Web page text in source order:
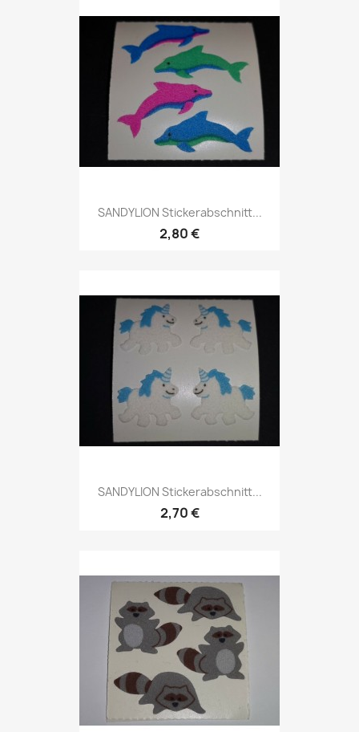
SANDYLION Stickerabschnitt...
2,80 €
SANDYLION Stickerabschnitt...
2,70 €